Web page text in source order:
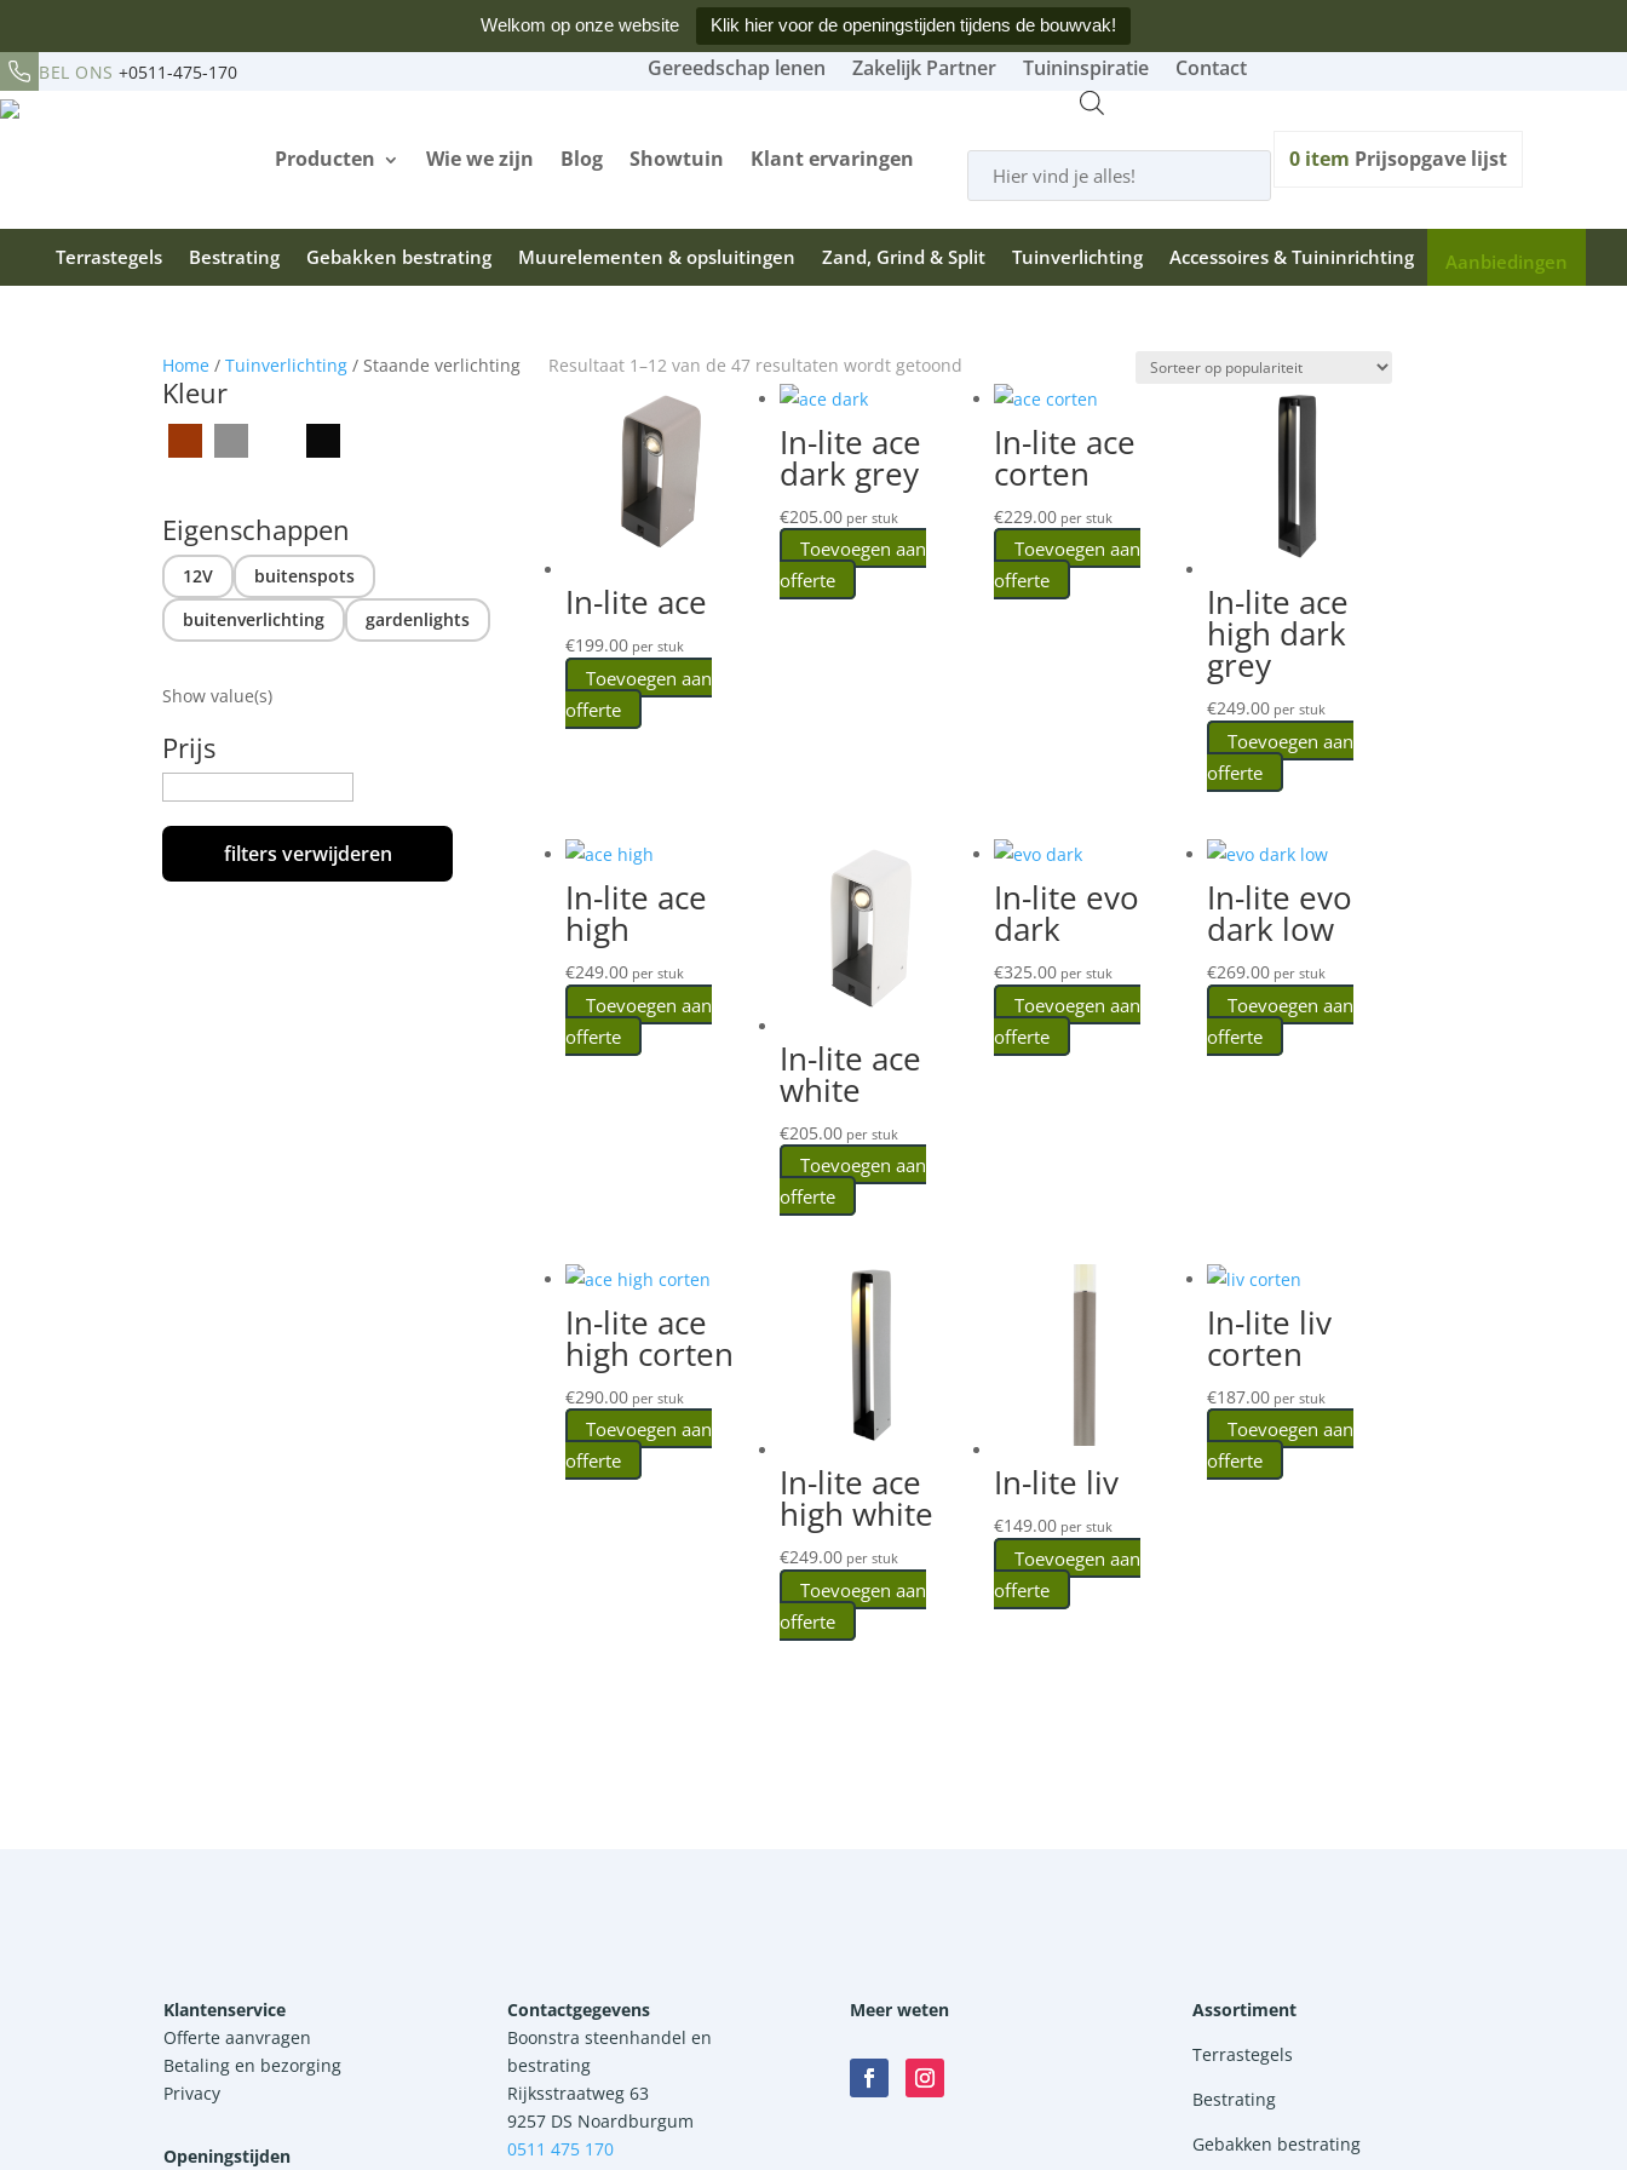
Welkom op onze website Klik hier voor de openingstijden tijdens de bouwvak!
BEL ONS +0511-475-170 Gereedschap lenen Zakelijk Partner Tuininspiratie Contact
Producten Wie we zijn Blog Showtuin Klant ervaringen
zoeken
0item Prijsopgave lijst
Terrastegels Bestrating Gebakken bestrating Muurelementen & opsluitingen Zand, Grind & Split Tuinverlichting Accessoires & Tuininrichting Aanbiedingen
Home /Tuinverlichting / Staande verlichting
Kleur
Eigenschappen
12V
buitenspots
buitenverlichting
gardenlights
Show value(s)
Prijs
filters verwijderen
Resultaat 1–12 van de 47 resultaten wordt getoond
op
In-lite ace
€199.00 per stuk
Toevoegen aan
offerte
In-lite ace
dark grey
€205.00per stuk
Toevoegen aan
offerte
In-lite ace
corten
€229.00per stuk
Toevoegen aan
offerte
In-lite ace
high dark
grey
€249.00 per stuk
Toevoegen aan
offerte
In-lite ace
high
€249.00 per stuk
Toevoegen aan
offerte
In-lite ace
white
€205.00per stuk
Toevoegen aan
offerte
In-lite evo
dark
€325.00per stuk
Toevoegen aan
offerte
In-lite evo
dark low
€269.00 per stuk
Toevoegen aan
offerte
In-lite ace
high corten
€290.00 per stuk
Toevoegen aan
offerte
In-lite ace
high white
€249.00per stuk
Toevoegen aan
offerte
In-lite liv
€149.00per stuk
Toevoegen aan
offerte
In-lite liv
corten
€187.00 per stuk
Toevoegen aan
offerte
Klantenservice
Offerte aanvragen
Betaling en bezorging
Privacy
Openingstijden
Contactgegevens
Boonstra steenhandel en
bestrating
Rijksstraatweg 63
9257 DS Noardburgum
0511 475 170
Meer weten
Assortiment
Terrastegels
Bestrating
Gebakken bestrating